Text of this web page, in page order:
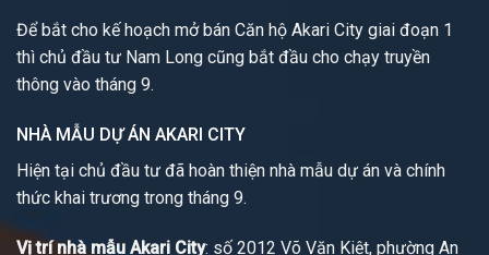
Để bắt cho kế hoạch mở bán Căn hộ Akari City giai đoạn 1
thì chủ đầu tư Nam Long cũng bắt đầu cho chạy truyền
thông vào tháng 9.
NHÀ MẪU DỰ ÁN AKARI CITY
Hiện tại chủ đầu tư đã hoàn thiện nhà mẫu dự án và chính
thức khai trương trong tháng 9.
Vị trí nhà mẫu Akari City: số 2012 Võ Văn Kiệt, phường An